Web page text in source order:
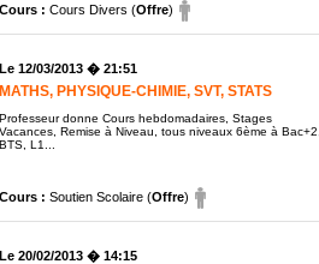
Cours : Cours Divers (Offre)
Le 12/03/2013 � 21:51
MATHS, PHYSIQUE-CHIMIE, SVT, STATS
Professeur donne Cours hebdomadaires, Stages
Vacances, Remise à Niveau, tous niveaux 6ème à Bac+2,
BTS, L1...
Cours : Soutien Scolaire (Offre)
Le 20/02/2013 � 14:15